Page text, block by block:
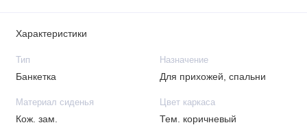
Характеристики
Тип
Банкетка
Назначение
Для прихожей, спальни
Материал сиденья
Кож. зам.
Цвет каркаса
Тем. коричневый